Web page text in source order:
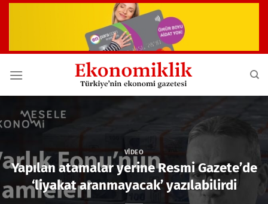
VIDEO
Yapılan atamalar yerine Resmi Gazete’de
‘liyakat aranmayacak’ yazılabilirdi